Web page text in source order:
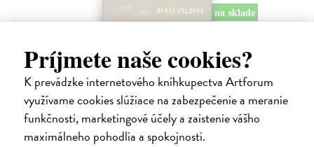
Príjmete naše cookies?
K prevádzke internetového kníhkupectva Artforum
využívame cookies slúžiace na zabezpečenie a meranie
funkčnosti, marketingové účely a zaistenie vášho
maximálneho pohodlia a spokojnosti.
na sklade